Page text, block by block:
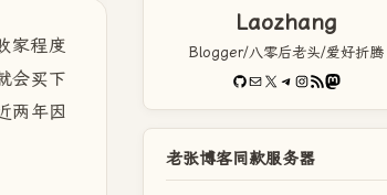
家程度
会买下
两年因
Laozhang
Blogger/八零后老头/爱好折腾
GitHub
电子邮件X Telegram
Instagram
RSS FeedMastodon
老张博客同款服务器